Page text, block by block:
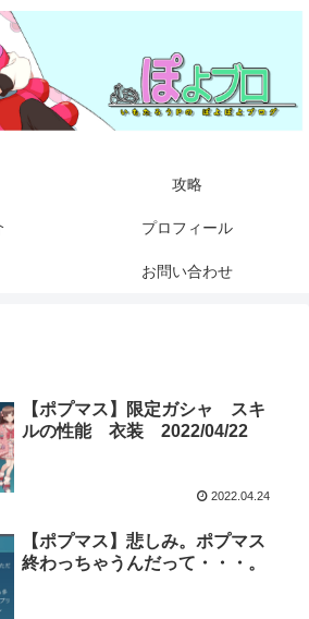
攻略
プロフィール
お問い合わせ
【ポプマス】限定ガシャ スキ
ルの性能 衣装 2022/04/22
2022.04.24
【ポプマス】悲しみ。ポプマス
終わっちゃうんだって・・・。